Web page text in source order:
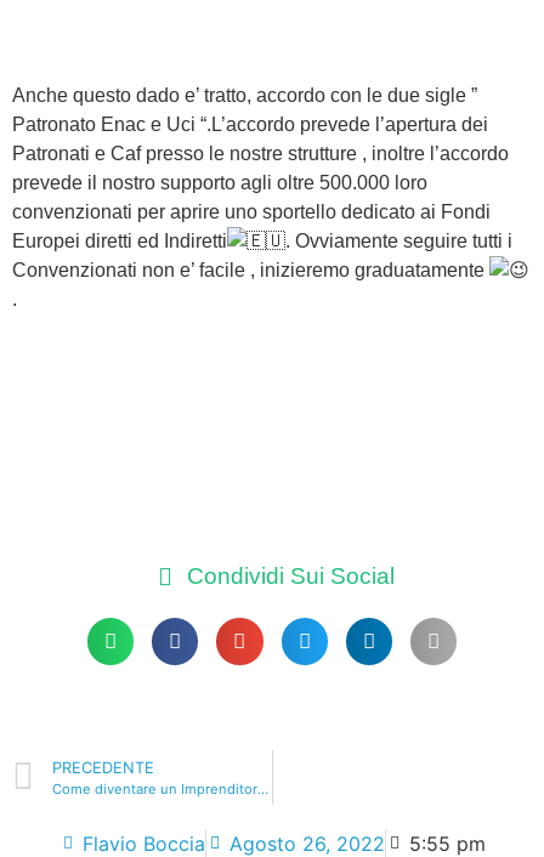
Anche questo dado e’ tratto, accordo con le due sigle ”
Patronato Enac e Uci “.L’accordo prevede l’apertura dei
Patronati e Caf presso le nostre strutture , inoltre l’accordo
prevede il nostro supporto agli oltre 500.000 loro
convenzionati per aprire uno sportello dedicato ai Fondi
Europei diretti ed Indiretti
. Ovviamente seguire tutti i
Convenzionati non e’ facile , inizieremo graduatamente
.
Condividi Sui Social
PRECEDENTE
Come diventare un Imprenditore di successo
Flavio Boccia Agosto 26, 2022 5:55 pm